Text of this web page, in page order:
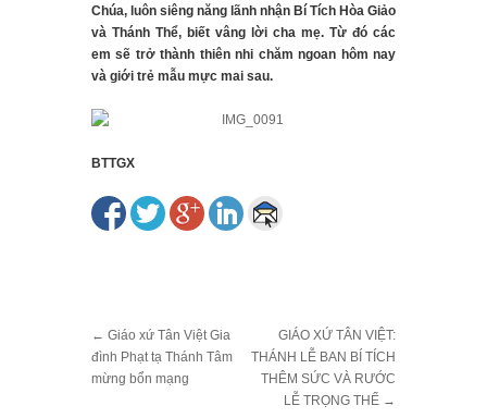
Chúa, luôn siêng năng lãnh nhận Bí Tích Hòa Giảo
và Thánh Thể, biết vâng lời cha mẹ. Từ đó các
em sẽ trở thành thiên nhi chăm ngoan hôm nay
và giới trẻ mẫu mực mai sau.
BTTGX
← Giáo xứ Tân Việt Gia
đình Phạt tạ Thánh Tâm
mừng bổn mạng
GIÁO XỨ TÂN VIỆT:
THÁNH LỄ BAN BÍ TÍCH
THÊM SỨC VÀ RƯỚC
LỄ TRỌNG THỂ →